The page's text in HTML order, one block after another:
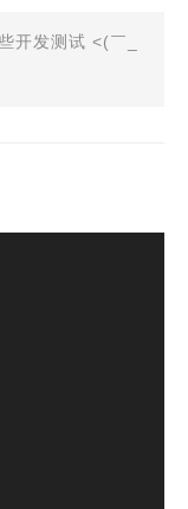
开发测试 <(￣_